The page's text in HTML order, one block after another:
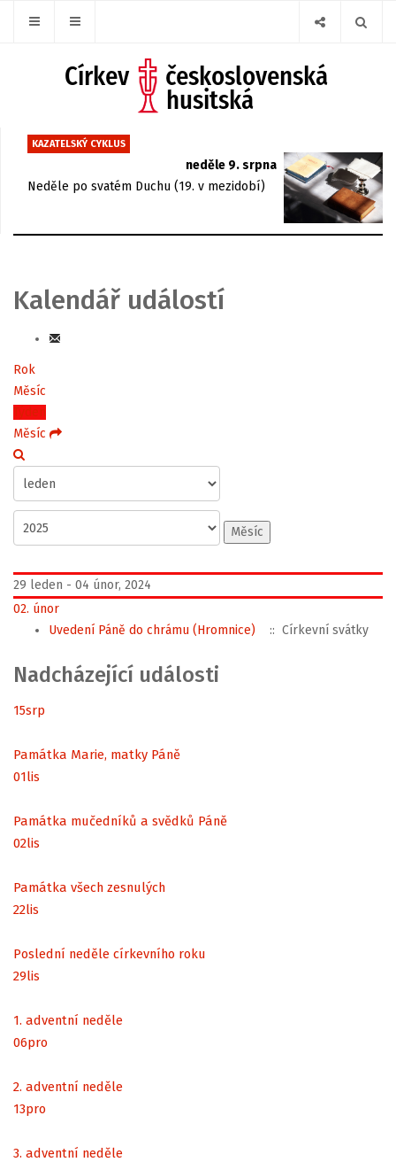
KAZATELSKÝ CYKLUS
neděle 9. srpna
Neděle po svatém Duchu (19. v mezidobí)
Kalendář událostí
Rok
Měsíc
Týden
Měsíc
Měsíc
29 leden - 04 únor, 2024
02. únor
Uvedení Páně do chrámu (Hromnice)
:: Církevní svátky
Nadcházející události
15srp
Památka Marie, matky Páně
01lis
Památka mučedníků a svědků Páně
02lis
Památka všech zesnulých
22lis
Poslední neděle církevního roku
29lis
1. adventní neděle
06pro
2. adventní neděle
13pro
3. adventní neděle